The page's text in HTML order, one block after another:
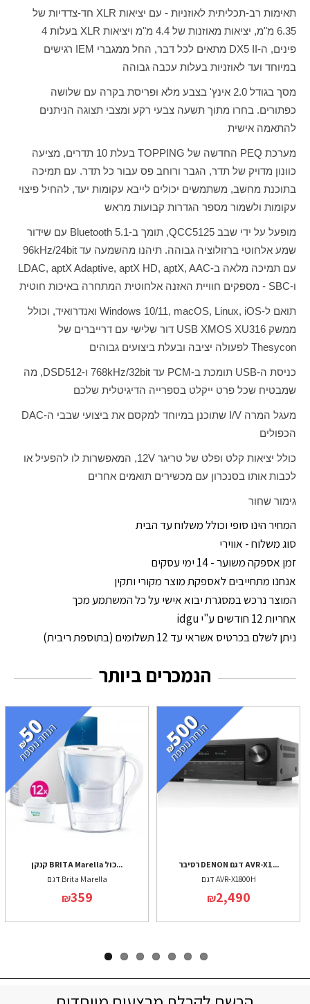
תאימות רב-תכליתית לאוזניות - עם יציאות XLR חד-צדדיות של
6.35 מ"מ, יציאות מאוזנות של 4.4 מ"מ ויציאות
XLR
בעלות 4
פינים, ה-DX5 II מתאים לכל דבר, החל ממגברי IEM רגישים
במיוחד ועד לאוזניות בעלות עכבה גבוהה
מסך בגודל 2.0 אינץ' בצבע מלא ופריסת בקרה עם שלושה
כפתורים. בחרו מתוך תשעה צבעי רקע ומצבי תצוגה הניתנים
להתאמה אישית
מערכת PEQ החדשה של TOPPING
בעלת 10 תדרים, מציעה
כוונון מדויק של תדר, הגבר ורוחב פס עבור כל תדר. עם תמיכה
בתוכנת מחשב, משתמשים יכולים לייבא עקומות יעד, להחיל פיצוי
עקומות ולשמור מספר הגדרות קבועות מראש
מופעל על ידי שבב QCC5125, תומך ב-Bluetooth 5.1 עם שידור
שמע אלחוטי ברזולוציה גבוהה. תיהנו מהשמעה עד kHz/24bit
96
עם תמיכה מלאה ב-LDAC, aptX Adaptive, aptX HD, aptX, AAC
ו-SBC - מספקים חוויית האזנה אלחוטית המתחרה באיכות חוטית
תואם ל-Windows 10/11, macOS, Linux, iOS ואנדרואיד, וכולל
ממשק USB XMOS XU316 דור שלישי עם דרייברים של
Thesycon לפעולה יציבה ובעלת ביצועים גבוהים
כניסת ה-USB תומכת ב-PCM עד 768kHz/32bit ו-DSD512, מה
שמבטיח שכל פרט ייקלט בספרייה הדיגיטלית שלכם
מעגל המרה I/V שתוכנן במיוחד למקסם את ביצועי שבבי ה-DAC
הכפולים
כולל יציאות קלט ופלט של טריגר 12V, המאפשרות לו להפעיל או
לכבות אותו בסנכרון עם מכשירים תואמים אחרים
גימור שחור
המחיר הינו סופי וכולל משלוח עד הבית
סוג משלוח - אווירי
זמן אספקה משוער - 14 ימי עסקים
אנחנו מתחייבים לאספקת מוצר מקורי ותקין
המוצר נרכש במסגרת יבוא אישי על כל המשתמע מכך
אחריות 12 חודשים ע"י idgu
ניתן לשלם בכרטיס אשראי עד 12 תשלומים (בתוספת ריבית)
הנמכרים ביותר
קנקן BRITA Marella כול...
דגם Brita Marella
₪359
רסיבר DENON דגם AVR-X1...
דגם AVR-X1800H
₪2,490